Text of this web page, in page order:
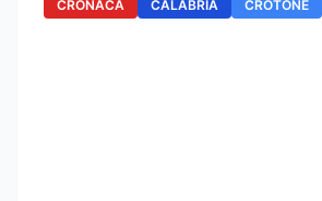
CRONACA CALABRIA CROTONE